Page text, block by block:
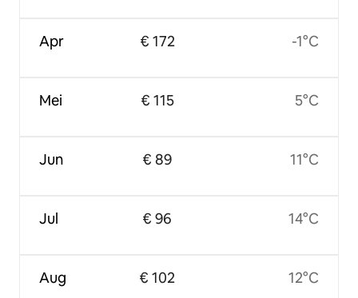
Apr
Mei
Jun
Jul
Aug
€ 172
€ 115
€ 89
€ 96
€ 102
-1°C
5°C
11°C
14°C
12°C